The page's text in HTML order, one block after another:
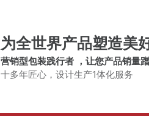
为全世界产品塑造美
营销型包装践行者 ，让您产品销量
十多年匠心，设计生产1体化服务